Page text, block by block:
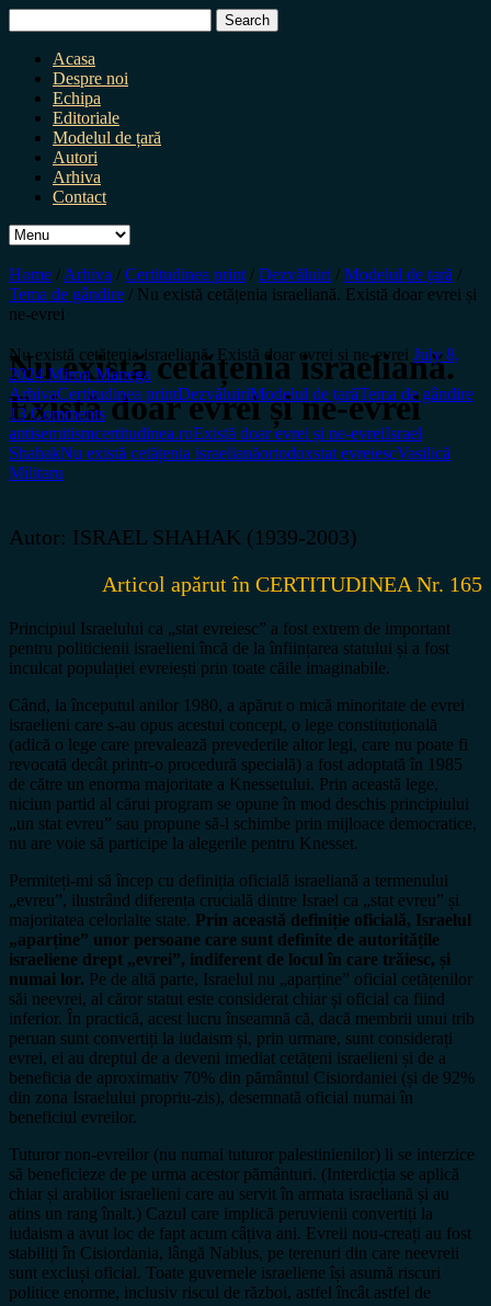
for:
Acasa
Despre noi
Echipa
Editoriale
Modelul de țară
Autori
Arhiva
Contact
Home / Arhiva / Certitudinea print / Dezvăluiri / Modelul de țară /
Tema de gândire / Nu există cetățenia israeliană. Există doar evrei și
ne-evrei
Nu există cetățenia israeliană.
Există doar evrei și ne-evrei
Nu există cetățenia israeliană. Există doar evrei și ne-evrei July 8,
2024Miron Manega
ArhivaCertitudinea printDezvăluiriModelul de țarăTema de gândire
13 Comments
antisemitismcertitudinea.roExistă doar evrei și ne-evreiIsrael
ShahakNu există cetățenia israelianăortodoxstat evreiescVasilică
Militaru
Autor: ISRAEL SHAHAK (1939-2003)
Articol apărut în CERTITUDINEA Nr. 165
Principiul Israelului ca „stat evreiesc” a fost extrem de important
pentru politicienii israelieni încă de la înființarea statului și a fost
inculcat populației evreiești prin toate căile imaginabile.
Când, la începutul anilor 1980, a apărut o mică minoritate de evrei
israelieni care s-au opus acestui concept, o lege constituțională
(adică o lege care prevalează prevederile altor legi, care nu poate fi
revocată decât printr-o procedură specială) a fost adoptată în 1985
de către un enorma majoritate a Knessetului. Prin această lege,
niciun partid al cărui program se opune în mod deschis principiului
„un stat evreu” sau propune să-l schimbe prin mijloace democratice,
nu are voie să participe la alegerile pentru Knesset.
Permiteți-mi să încep cu definiția oficială israeliană a termenului
„evreu”, ilustrând diferența crucială dintre Israel ca „stat evreu” și
majoritatea celorlalte state. Prin această definiție oficială, Israelul
„aparține” unor persoane care sunt definite de autoritățile
israeliene drept „evrei”, indiferent de locul în care trăiesc, și
numai lor. Pe de altă parte, Israelul nu „aparține” oficial cetățenilor
săi neevrei, al căror statut este considerat chiar și oficial ca fiind
inferior. În practică, acest lucru înseamnă că, dacă membrii unui trib
peruan sunt convertiți la iudaism și, prin urmare, sunt considerați
evrei, ei au dreptul de a deveni imediat cetățeni israelieni și de a
beneficia de aproximativ 70% din pământul Cisiordaniei (și de 92%
din zona Israelului propriu-zis), desemnată oficial numai în
beneficiul evreilor.
Tuturor non-evreilor (nu numai tuturor palestinienilor) li se interzice
să beneficieze de pe urma acestor pământuri. (Interdicția se aplică
chiar și arabilor israelieni care au servit în armata israeliană și au
atins un rang înalt.) Cazul care implică peruvienii convertiți la
iudaism a avut loc de fapt acum câțiva ani. Evreii nou-creați au fost
stabiliți în Cisiordania, lângă Nablus, pe terenuri din care neevreii
sunt excluși oficial. Toate guvernele israeliene își asumă riscuri
politice enorme, inclusiv riscul de război, astfel încât astfel de